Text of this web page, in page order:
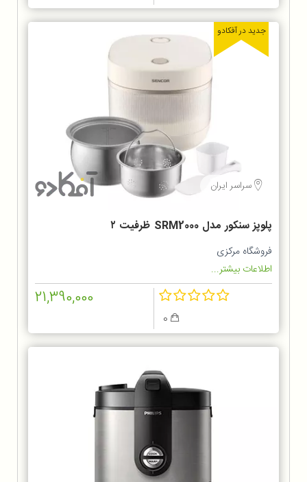
جدید در آفکادو
سراسر ایران
پلوپز سنکور مدل SRM2000 ظرفیت ۲
لیتر
فروشگاه مرکزی
اطلاعات بیشتر...
21,390,000